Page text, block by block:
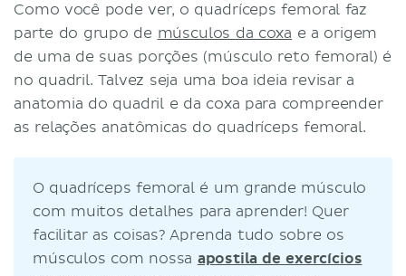
Como você pode ver, o quadríceps femoral faz
parte do grupo de músculos da coxa e a origem
de uma de suas porções (músculo reto femoral) é
no quadril. Talvez seja uma boa ideia revisar a
anatomia do quadril e da coxa para compreender
as relações anatômicas do quadríceps femoral.
O quadríceps femoral é um grande músculo
com muitos detalhes para aprender! Quer
facilitar as coisas? Aprenda tudo sobre os
músculos com nossa apostila de exercícios